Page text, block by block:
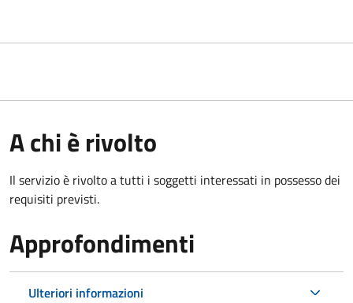
A chi è rivolto
Il servizio è rivolto a tutti i soggetti interessati in possesso dei
requisiti previsti.
Approfondimenti
Ulteriori informazioni